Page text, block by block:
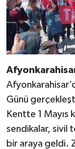
Günü
Kentte 1 Mayıs
sendikalar, sivil
bir araya geldi.